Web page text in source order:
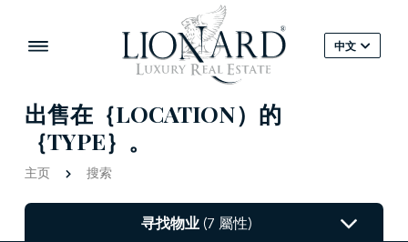
中文
出售在｛LOCATION）的
｛TYPE｝。
主页 搜索
寻找物业(7 屬性)